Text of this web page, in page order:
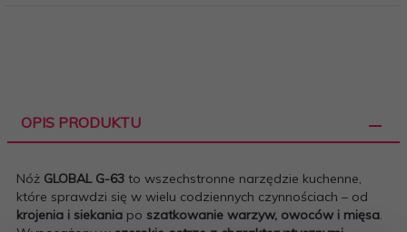
OPIS PRODUKTU
Nóż GLOBAL G-63 to wszechstronne narzędzie kuchenne,
które sprawdzi się w wielu codziennych czynnościach – od
krojenia i siekania po szatkowanie warzyw, owoców i mięsa.